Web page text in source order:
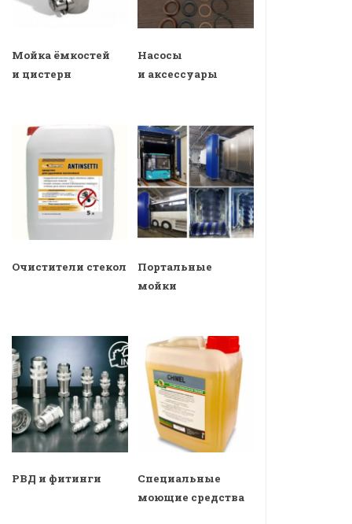
Мойка ёмкостей
и цистерн
Насосы
и аксессуары
Очистители стекол
Портальные
мойки
РВД и фитинги
Специальные
моющие средства